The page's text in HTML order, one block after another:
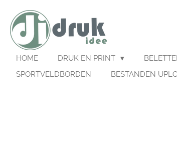
direct
naar
de
hoofdinhoud
HOME DRUK EN PRINT
SPORTVELDBORDEN
BESTANDEN